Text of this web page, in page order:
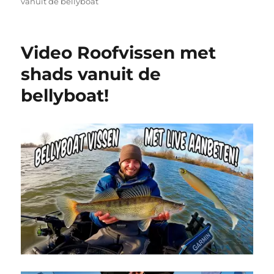
Video Roofvissen met
shads vanuit de
bellyboat!